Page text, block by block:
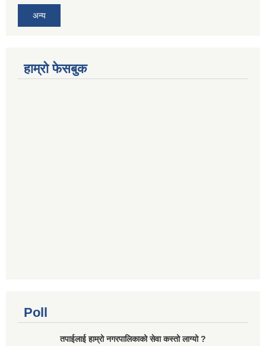
अन्य
हाम्रो फेसबुक
Poll
तपाईलाई हाम्रो नगरपालिकाको सेवा कस्तो लाग्यो ?